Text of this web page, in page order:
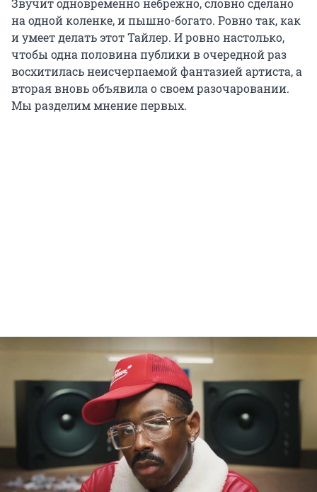
Звучит одновременно небрежно, словно сделано
на одной коленке, и пышно-богато. Ровно так, как
и умеет делать этот Тайлер. И ровно настолько,
чтобы одна половина публики в очередной раз
восхитилась неисчерпаемой фантазией артиста, а
вторая вновь объявила о своем разочаровании.
Мы разделим мнение первых.